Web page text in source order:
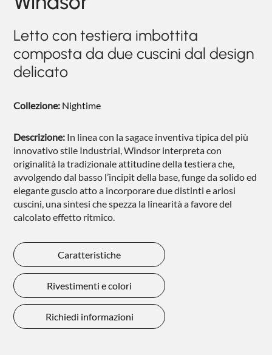
NIGHTBLOOM
NIGHTIME
GOODNIGHT
COMPLEMENTI
POLTRONCINE
Letto con testiera imbottita
composta da due cuscini dal design
delicato
Collezione: Nightime
Descrizione: In linea con la sagace inventiva tipica del più
innovativo stile Industrial, Windsor interpreta con
originalità la tradizionale attitudine della testiera che,
avvolgendo dal basso l’incipit della base, funge da solido ed
elegante guscio atto a incorporare due distinti e ariosi
cuscini, una sintesi che spezza la linearità a favore del
calcolato effetto ritmico.
Caratteristiche
Rivestimenti e colori
Richiedi informazioni